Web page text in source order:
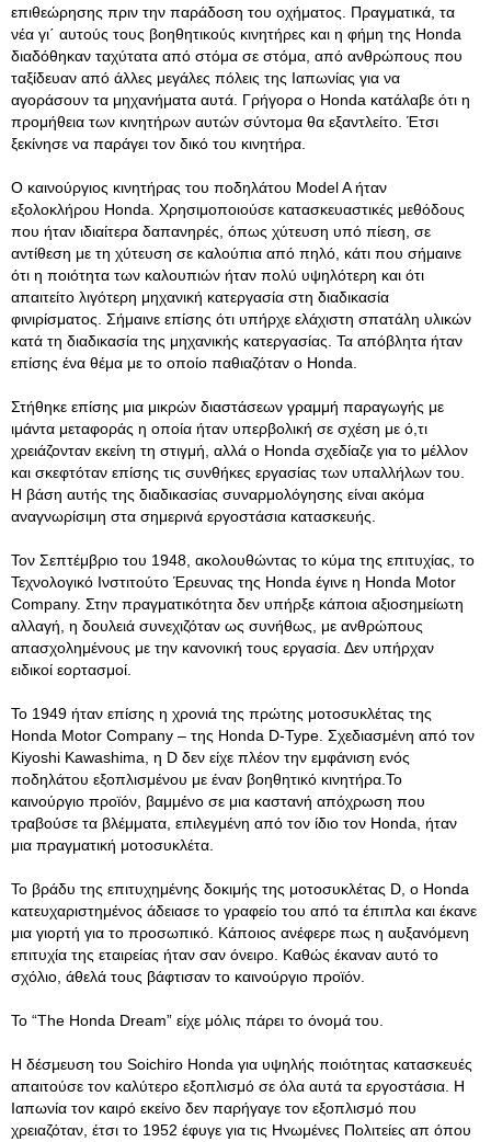
επιθεώρησης πριν την παράδοση του οχήματος. Πραγματικά, τα
νέα γι΄ αυτούς τους βοηθητικούς κινητήρες και η φήμη της Honda
διαδόθηκαν ταχύτατα από στόμα σε στόμα, από ανθρώπους που
ταξίδευαν από άλλες μεγάλες πόλεις της Ιαπωνίας για να
αγοράσουν τα μηχανήματα αυτά. Γρήγορα ο Honda κατάλαβε ότι η
προμήθεια των κινητήρων αυτών σύντομα θα εξαντλείτο. Έτσι
ξεκίνησε να παράγει τον δικό του κινητήρα.
Ο καινούργιος κινητήρας του ποδηλάτου Model A ήταν
εξολοκλήρου Honda. Χρησιμοποιούσε κατασκευαστικές μεθόδους
που ήταν ιδιαίτερα δαπανηρές, όπως χύτευση υπό πίεση, σε
αντίθεση με τη χύτευση σε καλούπια από πηλό, κάτι που σήμαινε
ότι η ποιότητα των καλουπιών ήταν πολύ υψηλότερη και ότι
απαιτείτο λιγότερη μηχανική κατεργασία στη διαδικασία
φινιρίσματος. Σήμαινε επίσης ότι υπήρχε ελάχιστη σπατάλη υλικών
κατά τη διαδικασία της μηχανικής κατεργασίας. Τα απόβλητα ήταν
επίσης ένα θέμα με το οποίο παθιαζόταν ο Honda.
Στήθηκε επίσης μια μικρών διαστάσεων γραμμή παραγωγής με
ιμάντα μεταφοράς η οποία ήταν υπερβολική σε σχέση με ό,τι
χρειάζονταν εκείνη τη στιγμή, αλλά ο Honda σχεδίαζε για το μέλλον
και σκεφτόταν επίσης τις συνθήκες εργασίας των υπαλλήλων του.
Η βάση αυτής της διαδικασίας συναρμολόγησης είναι ακόμα
αναγνωρίσιμη στα σημερινά εργοστάσια κατασκευής.
Τον Σεπτέμβριο του 1948, ακολουθώντας το κύμα της επιτυχίας, το
Τεχνολογικό Ινστιτούτο Έρευνας της Honda έγινε η Honda Motor
Company. Στην πραγματικότητα δεν υπήρξε κάποια αξιοσημείωτη
αλλαγή, η δουλειά συνεχιζόταν ως συνήθως, με ανθρώπους
απασχολημένους με την κανονική τους εργασία. Δεν υπήρχαν
ειδικοί εορτασμοί.
Το 1949 ήταν επίσης η χρονιά της πρώτης μοτοσυκλέτας της
Honda Motor Company – της Honda D-Type. Σχεδιασμένη από τον
Kiyoshi Kawashima, η D δεν είχε πλέον την εμφάνιση ενός
ποδηλάτου εξοπλισμένου με έναν βοηθητικό κινητήρα.Το
καινούργιο προϊόν, βαμμένο σε μια καστανή απόχρωση που
τραβούσε τα βλέμματα, επιλεγμένη από τον ίδιο τον Honda, ήταν
μια πραγματική μοτοσυκλέτα.
Το βράδυ της επιτυχημένης δοκιμής της μοτοσυκλέτας D, ο Honda
κατευχαριστημένος άδειασε το γραφείο του από τα έπιπλα και έκανε
μια γιορτή για το προσωπικό. Κάποιος ανέφερε πως η αυξανόμενη
επιτυχία της εταιρείας ήταν σαν όνειρο. Καθώς έκαναν αυτό το
σχόλιο, άθελά τους βάφτισαν το καινούργιο προϊόν.
Το “The Honda Dream” είχε μόλις πάρει το όνομά του.
Η δέσμευση του Soichiro Honda για υψηλής ποιότητας κατασκευές
απαιτούσε τον καλύτερο εξοπλισμό σε όλα αυτά τα εργοστάσια. Η
Ιαπωνία τον καιρό εκείνο δεν παρήγαγε τον εξοπλισμό που
χρειαζόταν, έτσι το 1952 έφυγε για τις Ηνωμένες Πολιτείες απ όπου